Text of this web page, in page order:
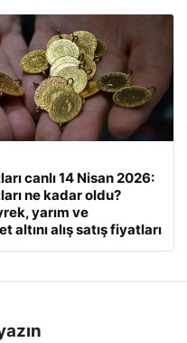
canlı 14 Nisan 2026:
ne kadar oldu?
yarım ve
altını alış satış fiyatları